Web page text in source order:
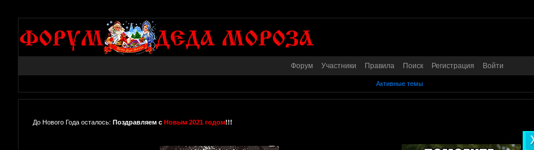
Форум Участники Правила Поиск Регистрация Войти
Активные темы
До Нового Года осталось: Поздравляем с Новым 2021 годом!!!